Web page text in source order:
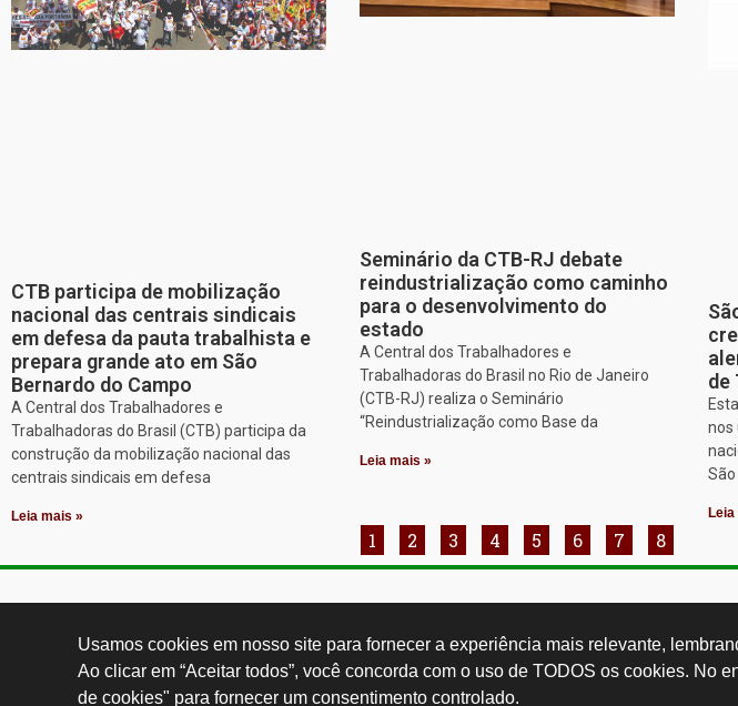
CTB participa de mobilização
nacional das centrais sindicais
em defesa da pauta trabalhista e
prepara grande ato em São
Bernardo do Campo
A Central dos Trabalhadores e
Trabalhadoras do Brasil (CTB) participa da
construção da mobilização nacional das
centrais sindicais em defesa
Leia mais »
Seminário da CTB-RJ debate
reindustrialização como caminho
para o desenvolvimento do
estado
A Central dos Trabalhadores e
Trabalhadoras do Brasil no Rio de Janeiro
(CTB-RJ) realiza o Seminário
“Reindustrialização como Base da
Leia mais »
de
nos
São
1 2 3 4 5 6 7 8
Usamos cookies em nosso site para fornecer a experiência mais relevante,
Ao clicar em “Aceitar todos”, você concorda com o uso de TODOS os cookies. No
de cookies" para fornecer um consentimento controlado.